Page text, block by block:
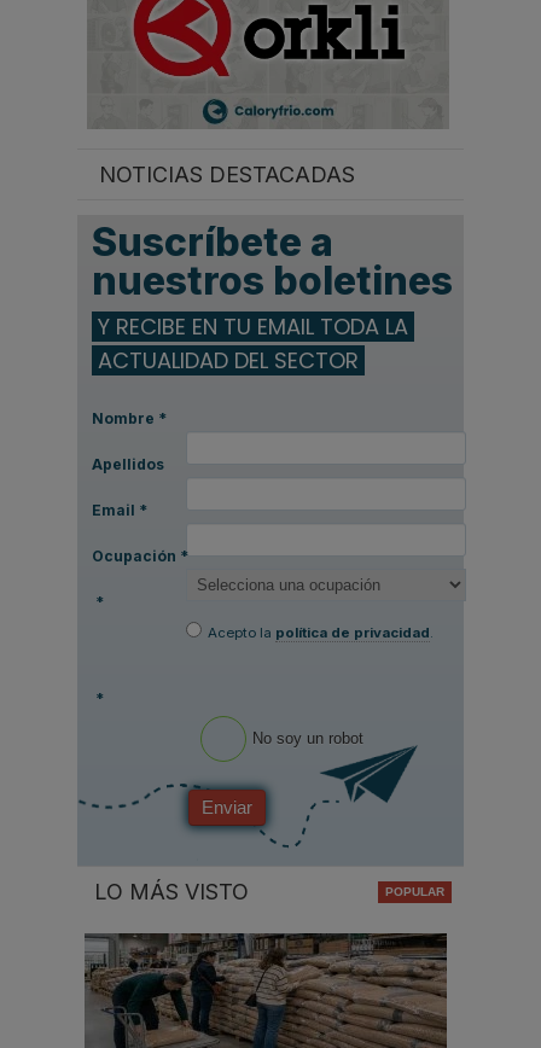
NOTICIAS DESTACADAS
Suscríbete a
nuestros boletines
Y RECIBE EN TU EMAIL TODA LA
ACTUALIDAD DEL SECTOR
Nombre *
Apellidos
Email *
Ocupación *
*
Acepto la política de privacidad.
*
No soy un robot
Enviar
LO MÁS VISTO